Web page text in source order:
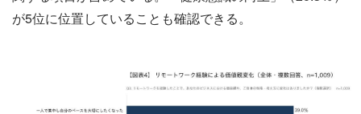
が5位に位置していることも確認できる。